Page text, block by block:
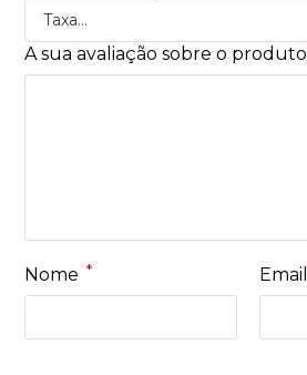
A sua avaliação sobre o produto
Nome * Email